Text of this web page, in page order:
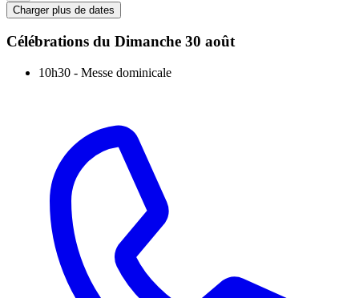
Charger plus de dates
Célébrations du Dimanche 30 août
10h30 - Messe dominicale